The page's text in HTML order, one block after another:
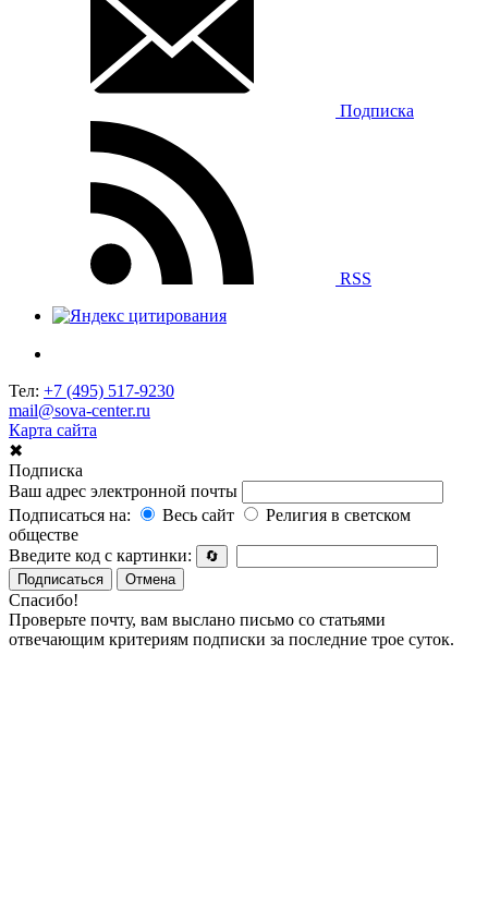
Подписка
RSS
Тел: +7 (495) 517-9230
mail@sova-center.ru
Карта сайта
✖
Подписка
Ваш адрес электронной почты
Подписаться на:
Весь сайт
Религия в светском
обществе
Введите код с картинки:
🔄
Подписаться
Отмена
Спасибо!
Проверьте почту, вам выслано письмо со статьями
отвечающим критериям подписки за последние трое суток.